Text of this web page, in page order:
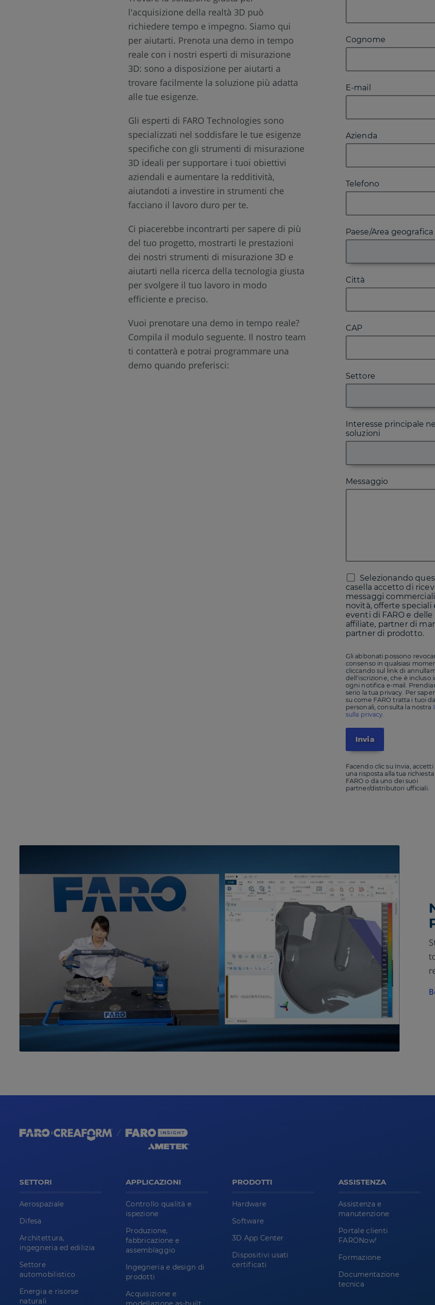
l'acquisizione della realtà 3D può
richiedere tempo e impegno. Siamo qui
per aiutarti. Prenota una demo in tempo
reale con i nostri esperti di misurazione
3D: sono a disposizione per aiutarti a
trovare facilmente la soluzione più adatta
alle tue esigenze.
Gli esperti di FARO Technologies sono
specializzati nel soddisfare le tue esigenze
specifiche con gli strumenti di misurazione
3D ideali per supportare i tuoi obiettivi
aziendali e aumentare la redditività,
aiutandoti a investire in strumenti che
facciano il lavoro duro per te.
Ci piacerebbe incontrarti per sapere di più
del tuo progetto, mostrarti le prestazioni
dei nostri strumenti di misurazione 3D e
aiutarti nella ricerca della tecnologia giusta
per svolgere il tuo lavoro in modo
efficiente e preciso.
Vuoi prenotare una demo in tempo reale?
Compila il modulo seguente. Il nostro team
ti contatterà e potrai programmare una
demo quando preferisci:
Cognome
E-mail
Azienda
Telefono
Paese/Area geografica
Città
CAP
Settore
Interesse principale
soluzioni
Messaggio
Selezionando
casella accetto di
messaggi
novità, offerte speciali
eventi di FARO e delle
affiliate, partner di
partner di prodotto.
Gli abbonati possono
consenso in qualsiasi
cliccando sul link di
dell'iscrizione, che è incluso
ogni notifica e-mail.
serio la tua privacy. Per
su come FARO tratta i tuoi
personali, consulta la nostra
sulla privacy.
Facendo clic su Invia,
una risposta alla tua
FARO o da uno dei suoi
partner/distributori ufficiali.
SETTORI
Aerospaziale
Difesa
Architettura,
ingegneria ed edilizia
Settore
automobilistico
Energia e risorse
naturali
APPLICAZIONI
Controllo qualità e
ispezione
Produzione,
fabbricazione e
assemblaggio
Ingegneria e design di
prodotti
Acquisizione e
PRODOTTI
Hardware
Software
3D App Center
Dispositivi usati
certificati
ASSISTENZA
Assistenza e
manutenzione
Portale clienti
FARONow!
Formazione
Documentazione
tecnica